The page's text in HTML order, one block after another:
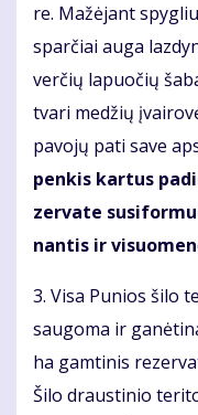
re. Ma­žė­jant
sparčiai au­ga
verčių la­puočių
tva­ri me­džių
pa­vo­jų pa­ti sa­ve
pen­kis kar­tus
zer­va­te
nan­tis ir
3. Vi­sa Pu­nios ši­lo
sau­go­ma ir
ha gam­ti­nis
Ši­lo draus­ti­nio